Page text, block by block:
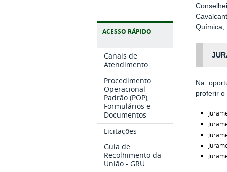
ACESSO RÁPIDO
Canais de
Atendimento
Procedimento
Operacional
Padrão (POP),
Formulários e
Documentos
Licitações
Guia de
Recolhimento da
União - GRU
Química,
Na
proferir o